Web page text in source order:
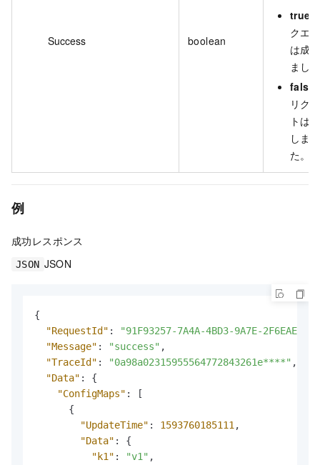
Success boolean
true
クエ
は成
まし
false
リク
トは
しま
た。
例
成功レスポンス
JSON JSON
{
"RequestId" :
"91F93257-7A4A-4BD3-9A7E-
"Message" : "success" ,
"TraceId" : "0a98a02315955564772843261e****" ,
"Data" :
{
"ConfigMaps" :
[
{
"UpdateTime" : 1593760185111 ,
"Data" :
{
"k1" : "v1" ,